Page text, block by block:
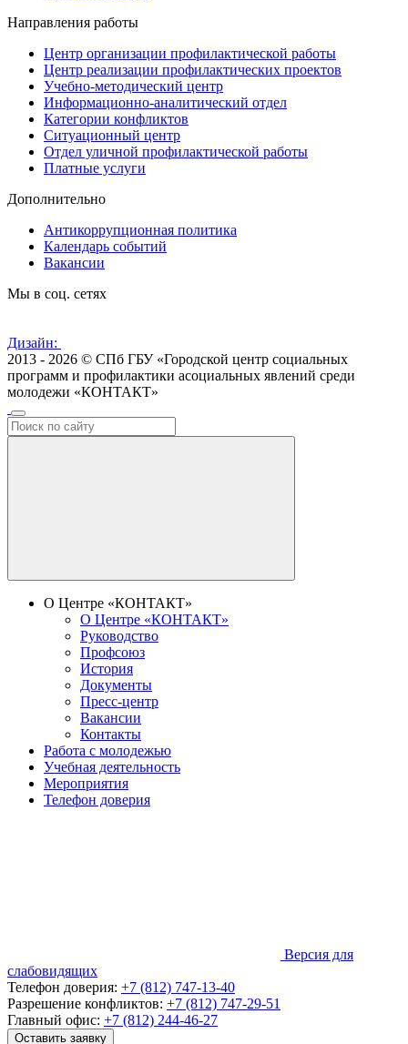
Направления работы
Центр организации профилактической работы
Центр реализации профилактических проектов
Учебно-методический центр
Информационно-аналитический отдел
Категории конфликтов
Ситуационный центр
Отдел уличной профилактической работы
Платные услуги
Дополнительно
Антикоррупционная политика
Календарь событий
Вакансии
Мы в соц. сетях
Дизайн:
2013 - 2026 © СПб ГБУ «Городской центр социальных
программ и профилактики асоциальных явлений среди
молодежи «КОНТАКТ»
О Центре «КОНТАКТ»
О Центре «КОНТАКТ»
Руководство
Профсоюз
История
Документы
Пресс-центр
Вакансии
Контакты
Работа с молодежью
Учебная деятельность
Мероприятия
Телефон доверия
Версия для
слабовидящих
Телефон доверия: +7 (812) 747-13-40
Разрешение конфликтов: +7 (812) 747-29-51
Главный офис: +7 (812) 244-46-27
Оставить заявку